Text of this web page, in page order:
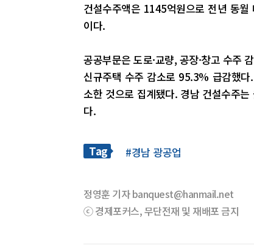
건설수주액은 1145억원으로 전년 동
이다.
공공부문은 도로·교량, 공장·창고 수주
신규주택 수주 감소로 95.3% 급감했
소한 것으로 집계됐다. 경남 건설수주
다.
Tag #경남 광공업
정영훈 기자 banquest@hanmail.net
ⓒ 경제포커스, 무단전재 및 재배포 금지